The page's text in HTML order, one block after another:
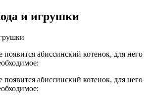
и игрушки
абиссинский котенок, для него
абиссинский котенок, для него